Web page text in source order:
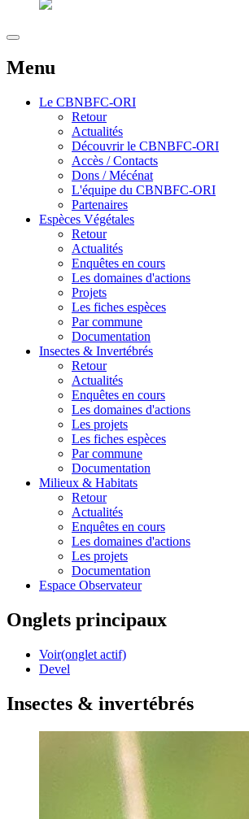
Menu
Le CBNBFC-ORI
Retour
Actualités
Découvrir le CBNBFC-ORI
Accès / Contacts
Dons / Mécénat
L'équipe du CBNBFC-ORI
Partenaires
Espèces Végétales
Retour
Actualités
Enquêtes en cours
Les domaines d'actions
Projets
Les fiches espèces
Par commune
Documentation
Insectes & Invertébrés
Retour
Actualités
Enquêtes en cours
Les domaines d'actions
Les projets
Les fiches espèces
Par commune
Documentation
Milieux & Habitats
Retour
Actualités
Enquêtes en cours
Les domaines d'actions
Les projets
Documentation
Espace Observateur
Onglets principaux
Voir(onglet actif)
Devel
Insectes & invertébrés